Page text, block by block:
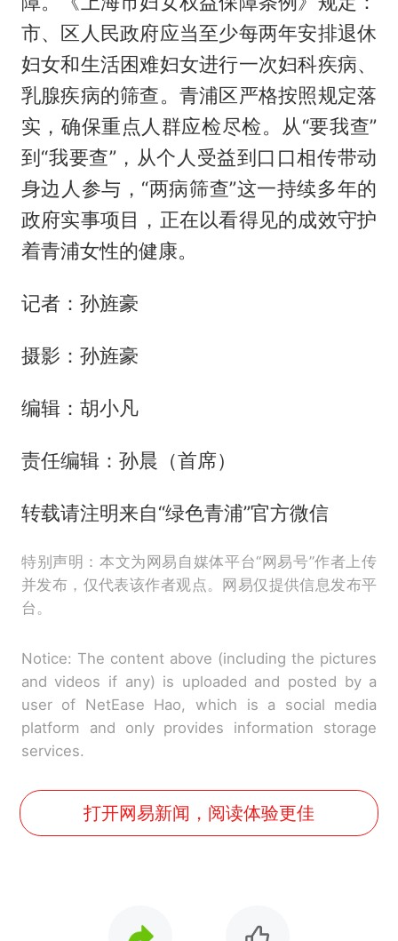
市、区人民政府应当至少每两年安排退休
妇女和生活困难妇女进行一次妇科疾病、
乳腺疾病的筛查。青浦区严格按照规定落
实，确保重点人群应检尽检。从“要我查”
到“我要查”，从个人受益到口口相传带动
身边人参与，“两病筛查”这一持续多年的
政府实事项目，正在以看得见的成效守护
着青浦女性的健康。
记者：孙旌豪
摄影：孙旌豪
编辑：胡小凡
责任编辑：孙晨（首席）
转载请注明来自“绿色青浦”官方微信
特别声明：本文为网易自媒体平台“网易号”作者上传
并发布，仅代表该作者观点。网易仅提供信息发布平
台。
Notice: The content above (including the pictures
and videos if any) is uploaded and posted by a
user of NetEase Hao, which is a social media
platform and only provides information storage
services.
打开网易新闻，阅读体验更佳